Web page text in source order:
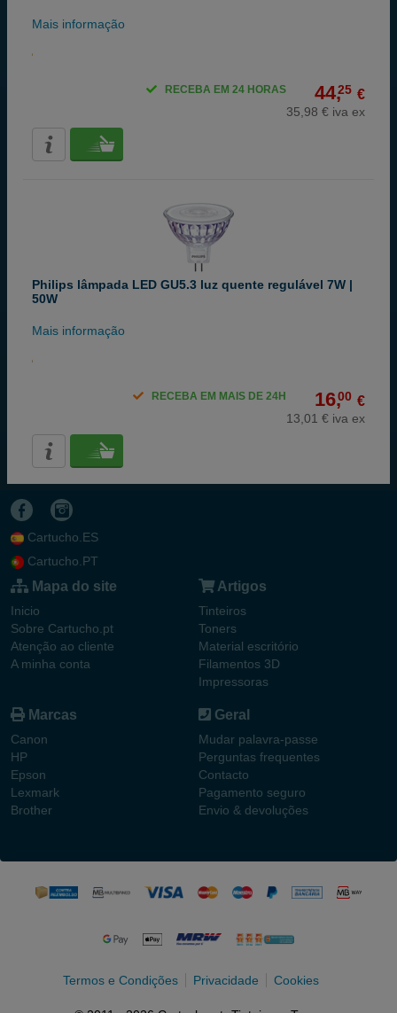
Mais informação
44,25 €
35,98 € iva ex
RECEBA EM 24 HORAS
Philips lâmpada LED GU5.3 luz quente regulável 7W |
50W
Mais informação
16,00 €
13,01 € iva ex
RECEBA EM MAIS DE 24H
Cartucho.ES
Cartucho.PT
Mapa do site
Inicio
Sobre Cartucho.pt
Atenção ao cliente
A minha conta
Artigos
Tinteiros
Toners
Material escritório
Filamentos 3D
Impressoras
Marcas
Canon
HP
Epson
Lexmark
Brother
Geral
Mudar palavra-passe
Perguntas frequentes
Contacto
Pagamento seguro
Envio & devoluções
Termos e Condições Privacidade Cookies